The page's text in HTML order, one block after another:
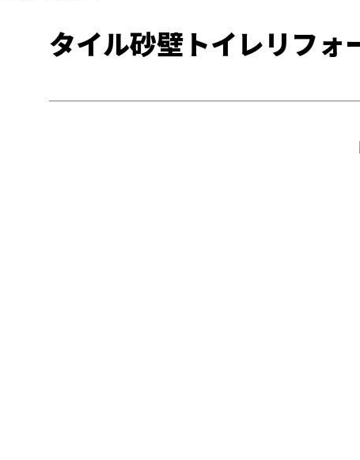
タイル砂壁トイレリフォ